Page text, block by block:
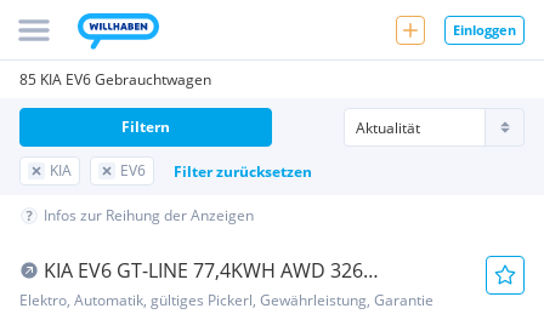
Einloggen
85 KIA EV6 Gebrauchtwagen
KIA EV6 Filter zurücksetzen
Filtern
Infos zur Reihung der Anzeigen
KIA EV6 GT-LINE 77,4KWH AWD 326
*leasingfähig*
Elektro, Automatik, gültiges Pickerl, Gewährleistung, Garantie